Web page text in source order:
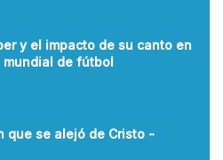
y el impacto de su canto en
mundial de fútbol
que se alejó de Cristo -